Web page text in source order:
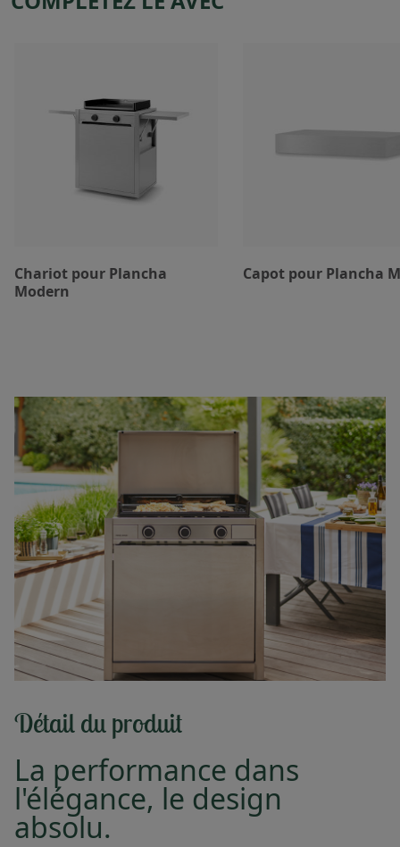
Chariot pour Plancha
Modern
Capot pour Plancha
Détail du produit
La performance dans
l'élégance, le design
absolu.